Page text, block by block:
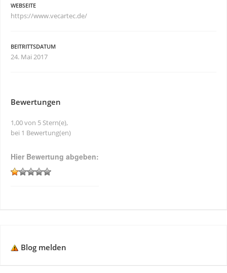
WEBSEITE
https://www.vecartec.de/
BEITRITTSDATUM
24. Mai 2017
Bewertungen
1,00 von 5 Stern(e),
bei 1 Bewertung(en)
Hier Bewertung abgeben:
Blog melden